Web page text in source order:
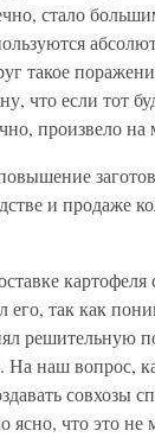
стало
такое
что если тот
произвело на
и продаже
так как
наш вопрос,
совхозы
ясно, что это